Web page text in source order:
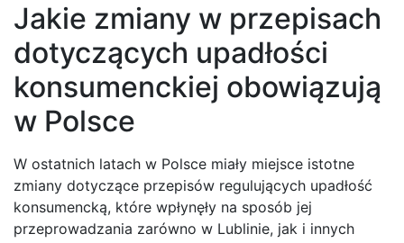
Jakie zmiany w przepisach
dotyczących upadłości
konsumenckiej obowiązują
w Polsce
W ostatnich latach w Polsce miały miejsce istotne
zmiany dotyczące przepisów regulujących upadłość
konsumencką, które wpłynęły na sposób jej
przeprowadzania zarówno w Lublinie, jak i innych